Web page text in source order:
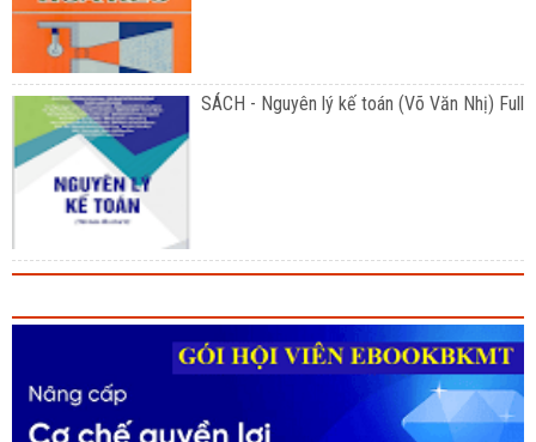
SÁCH - Nguyên lý kế toán (Võ Văn Nhị) Full